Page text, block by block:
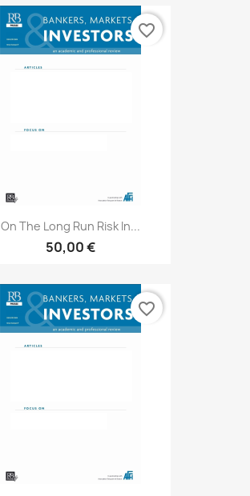
On The Long Run Risk In...
50,00 €
favorite_border
favorite_border